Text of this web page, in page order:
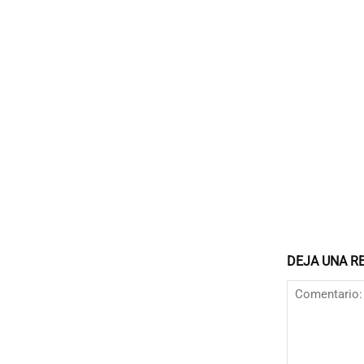
DEJA UNA